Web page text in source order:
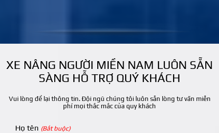
XE NÂNG NGƯỜI MIỀN NAM LUÔN SẴN
SÀNG HỖ TRỢ QUÝ KHÁCH
Vui lòng để lại thông tin. Đội ngũ chúng tôi luôn sẵn lòng tư vấn miễn
phí mọi thắc mắc của quy khách
Họ tên (Bắt buộc)